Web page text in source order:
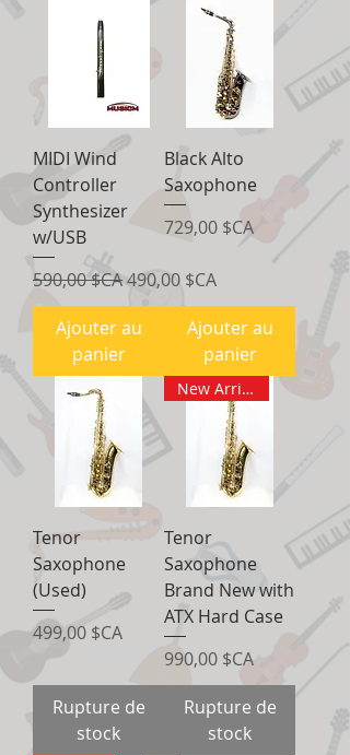
MIDI Wind
Controller
Synthesizer
w/USB
Prix original
590,00 $CAPrix promotionnel
490,00 $CA
Ajouter au
panier
Black Alto
Saxophone
Prix
729,00 $CA
Ajouter au
panier
Tenor
Saxophone
(Used)
Prix
499,00 $CA
Rupture de
stock
New Arrival
Tenor
Saxophone
Brand New with
ATX Hard Case
Prix
990,00 $CA
Rupture de
stock